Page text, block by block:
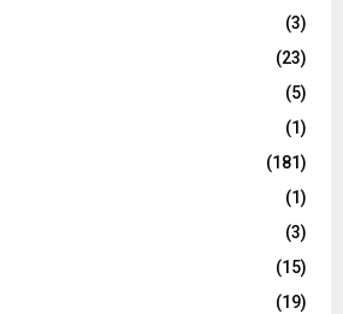
(3)
(23)
(5)
(1)
(181)
(1)
(3)
(15)
(19)